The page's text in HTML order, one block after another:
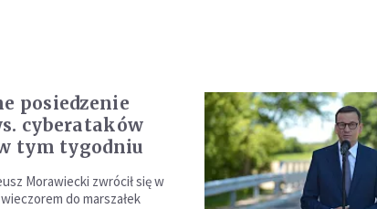
posiedzenie
cyberataków
tym tygodniu
Morawiecki zwrócił się w
do marszałek